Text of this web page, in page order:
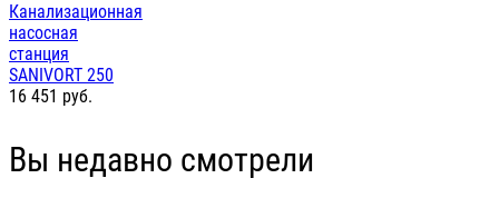
Канализационная
насосная
станция
SANIVORT 250
16 451 руб.
Вы недавно смотрели